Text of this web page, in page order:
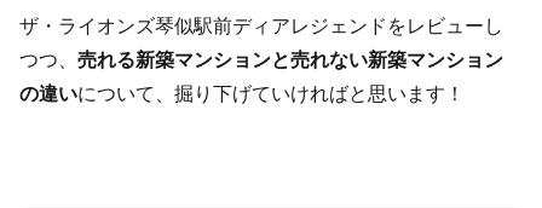
ザ・ライオンズ琴似駅前ディアレジェンドをレビューし
つつ、売れる新築マンションと売れない新築マンション
の違いについて、掘り下げていければと思います！